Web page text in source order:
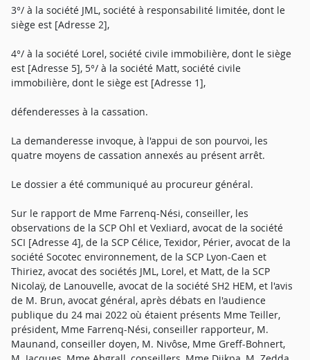
3°/ à la société JML, société à responsabilité limitée, dont le
siège est [Adresse 2],
4°/ à la société Lorel, société civile immobilière, dont le siège
est [Adresse 5], 5°/ à la société Matt, société civile
immobilière, dont le siège est [Adresse 1],
défenderesses à la cassation.
La demanderesse invoque, à l'appui de son pourvoi, les
quatre moyens de cassation annexés au présent arrêt.
Le dossier a été communiqué au procureur général.
Sur le rapport de Mme Farrenq-Nési, conseiller, les
observations de la SCP Ohl et Vexliard, avocat de la société
SCI [Adresse 4], de la SCP Célice, Texidor, Périer, avocat de la
société Socotec environnement, de la SCP Lyon-Caen et
Thiriez, avocat des sociétés JML, Lorel, et Matt, de la SCP
Nicolaÿ, de Lanouvelle, avocat de la société SH2 HEM, et l'avis
de M. Brun, avocat général, après débats en l'audience
publique du 24 mai 2022 où étaient présents Mme Teiller,
président, Mme Farrenq-Nési, conseiller rapporteur, M.
Maunand, conseiller doyen, M. Nivôse, Mme Greff-Bohnert,